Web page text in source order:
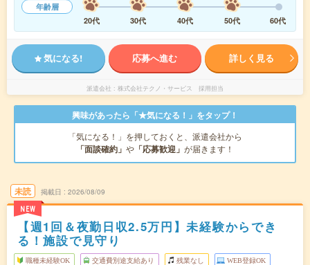
年齢層
20代
30代 40代 50代 60代
気になる! 応募へ進む 詳しく見る
派遣会社 株式会社テクノ・サービス 採用担当
興味があったら「★気になる！」をタップ！
「気になる！」を押しておくと、派遣会社から
「面談確約」 や 「応募歓迎」 が届きます！
未読
NEW
掲載日 2026/08/09
【週1回＆夜勤日収2.5万円】未経験からでき
る！施設で見守り
職種未経験OK 交通費別途支給あり 残業なし WEB登録OK